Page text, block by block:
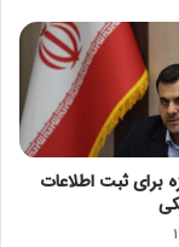
۱۳ روزه برای ثبت اطلاعات